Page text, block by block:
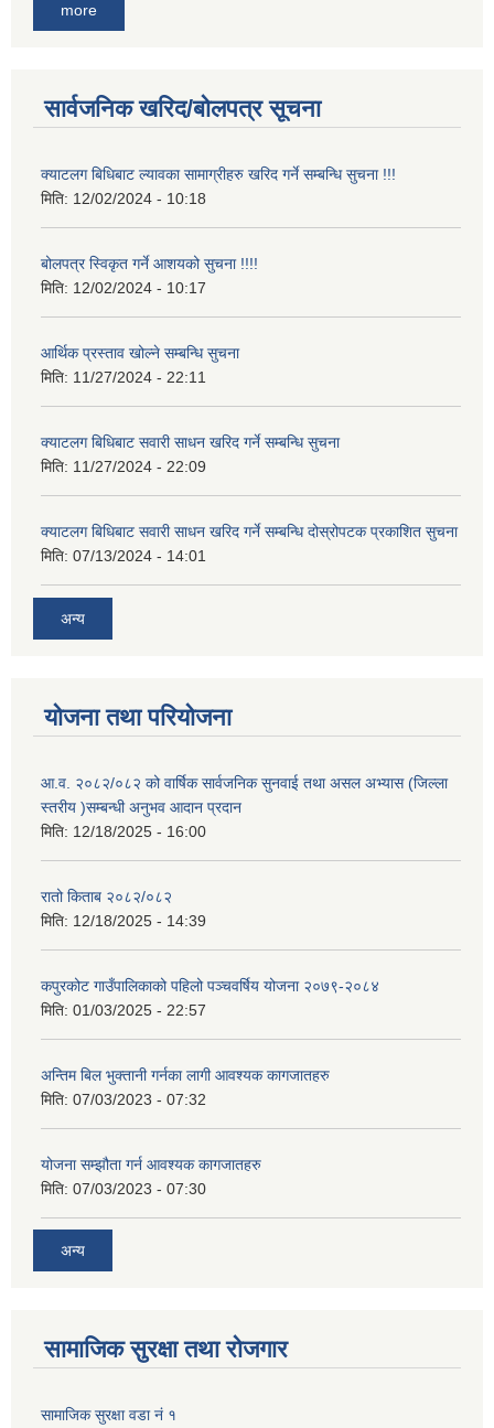
more
सार्वजनिक खरिद/बोलपत्र सूचना
क्याटलग बिधिबाट ल्यावका सामाग्रीहरु खरिद गर्ने सम्बन्धि सुचना !!!
मिति: 12/02/2024 - 10:18
बोलपत्र स्विकृत गर्ने आशयको सुचना !!!!
मिति: 12/02/2024 - 10:17
आर्थिक प्रस्ताव खोल्ने सम्बन्धि सुचना
मिति: 11/27/2024 - 22:11
क्याटलग बिधिबाट सवारी साधन खरिद गर्ने सम्बन्धि सुचना
मिति: 11/27/2024 - 22:09
क्याटलग बिधिबाट सवारी साधन खरिद गर्ने सम्बन्धि दोस्रोपटक प्रकाशित सुचना
मिति: 07/13/2024 - 14:01
अन्य
योजना तथा परियोजना
आ.व. २०८२/०८२ को वार्षिक सार्वजनिक सुनवाई तथा असल अभ्यास (जिल्ला
स्तरीय )सम्बन्धी अनुभव आदान प्रदान
मिति: 12/18/2025 - 16:00
रातो किताब २०८२/०८२
मिति: 12/18/2025 - 14:39
कपुरकोट गाउँपालिकाको पहिलो पञ्चवर्षिय योजना २०७९-२०८४
मिति: 01/03/2025 - 22:57
अन्तिम बिल भुक्तानी गर्नका लागी आवश्यक कागजातहरु
मिति: 07/03/2023 - 07:32
योजना सम्झौता गर्न आवश्यक कागजातहरु
मिति: 07/03/2023 - 07:30
अन्य
सामाजिक सुरक्षा तथा रोजगार
सामाजिक सुरक्षा वडा नं १